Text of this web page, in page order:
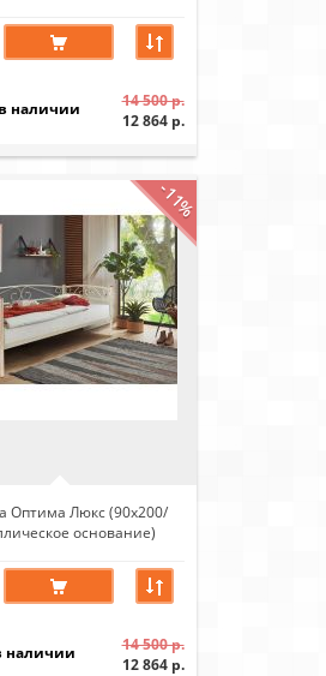
наличии
14 500 р.
12 864 р.
-11%
Оптима Люкс (90х200/
основание)
наличии
14 500 р.
12 864 р.